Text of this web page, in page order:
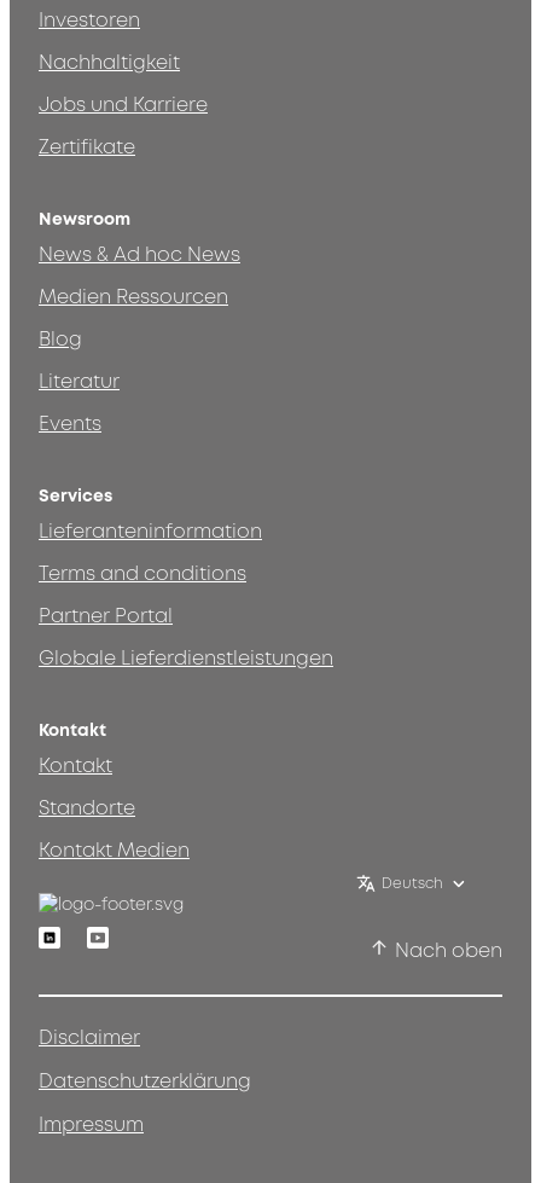
Investoren
Nachhaltigkeit
Jobs und Karriere
Zertifikate
Newsroom
News & Ad hoc News
Medien Ressourcen
Blog
Literatur
Events
Services
Lieferanteninformation
Terms and conditions
Partner Portal
Globale Lieferdienstleistungen
Kontakt
Kontakt
Standorte
Kontakt Medien
Deutsch
LinkedinYoutube
Nach oben
Disclaimer
Datenschutzerklärung
Impressum